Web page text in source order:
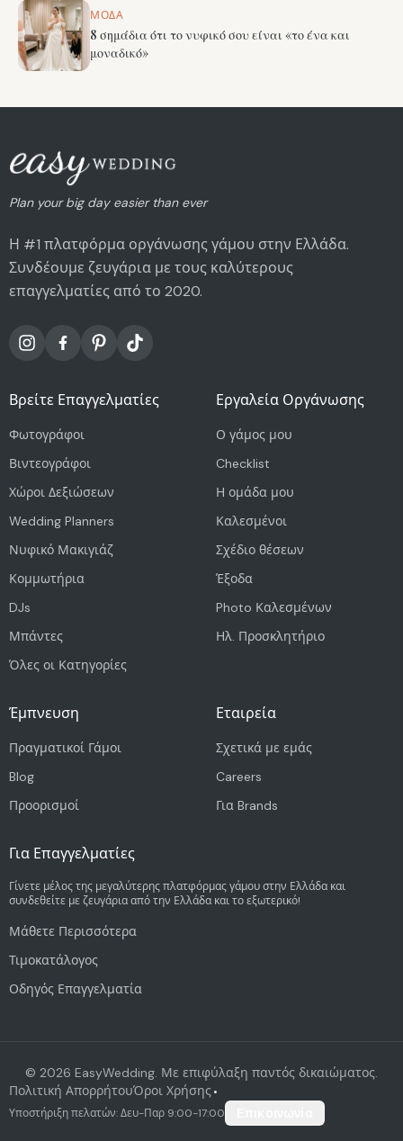
ΜΌΔΑ
8 σημάδια ότι το νυφικό σου είναι «το ένα και
μοναδικό»
Plan your big day easier than ever
Η #1 πλατφόρμα οργάνωσης γάμου στην Ελλάδα.
Συνδέουμε ζευγάρια με τους καλύτερους
επαγγελματίες από το 2020.
Βρείτε Επαγγελματίες
Φωτογράφοι
Βιντεογράφοι
Χώροι Δεξιώσεων
Wedding Planners
Νυφικό Μακιγιάζ
Κομμωτήρια
DJs
Μπάντες
Όλες οι Κατηγορίες
Εργαλεία Οργάνωσης
Ο γάμος μου
Checklist
Η ομάδα μου
Καλεσμένοι
Σχέδιο θέσεων
Έξοδα
Photo Καλεσμένων
Ηλ. Προσκλητήριο
Έμπνευση
Πραγματικοί Γάμοι
Blog
Προορισμοί
Εταιρεία
Σχετικά με εμάς
Careers
Για Brands
Για Επαγγελματίες
Γίνετε μέλος της μεγαλύτερης πλατφόρμας γάμου στην Ελλάδα και
συνδεθείτε με ζευγάρια από την Ελλάδα και το εξωτερικό!
Μάθετε Περισσότερα
Τιμοκατάλογος
Οδηγός Επαγγελματία
© 2026 EasyWedding. Με επιφύλαξη παντός δικαιώματος.
Πολιτική ΑπορρήτουΌροι Χρήσης•
Υποστήριξη πελατών: Δευ-Παρ 9:00-17:00